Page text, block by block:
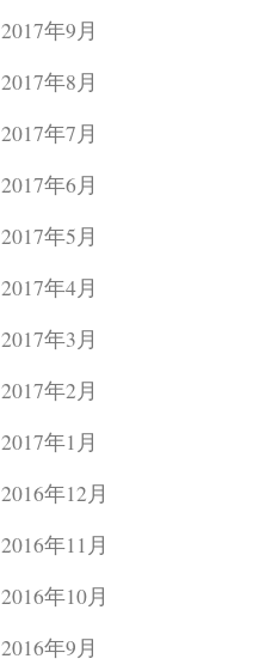
2017年9月
2017年8月
2017年7月
2017年6月
2017年5月
2017年4月
2017年3月
2017年2月
2017年1月
2016年12月
2016年11月
2016年10月
2016年9月